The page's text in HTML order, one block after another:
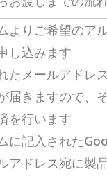
よりご希望のア
し込みます
たメールアドレ
届きますので、
を行います
に記入された
アドレス宛に製